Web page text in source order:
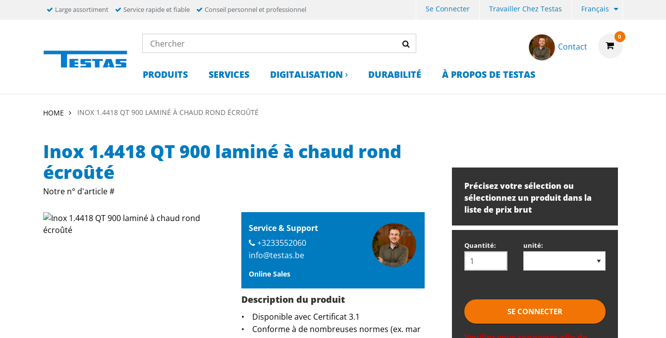
Large assortiment Service rapide et fiable Conseil personnel et professionnel Se Connecter Travailler Chez Testas Français
0
Contact
PRODUITS SERVICES DIGITALISATION DURABILITÉ À PROPOS DE TESTAS
HOME INOX 1.4418 QT 900 LAMINÉ À CHAUD ROND ÉCROÛTÉ
Inox 1.4418 QT 900 laminé à chaud rond
écroûté
Notre n° d'article #
Service & Support
+3233552060
info@testas.be
Online Sales
Description du produit
• Disponible avec Certificat 3.1
• Conforme à de nombreuses normes (ex. mar
Précisez votre sélection ou
sélectionnez un produit dans la
liste de prix brut
Quantité: unité:
SE CONNECTER